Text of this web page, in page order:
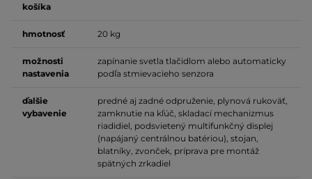
košíka
hmotnosť 20 kg
možnosti
nastavenia
zapínanie svetla tlačidlom alebo automaticky
podľa stmievacieho senzora
ďalšie
vybavenie
predné aj zadné odpruženie, plynová rukoväť,
zamknutie na kľúč, skladací mechanizmus
riadidiel, podsvietený multifunkčný displej
(napájaný centrálnou batériou), stojan,
blatníky, zvonček, príprava pre montáž
spätných zrkadiel